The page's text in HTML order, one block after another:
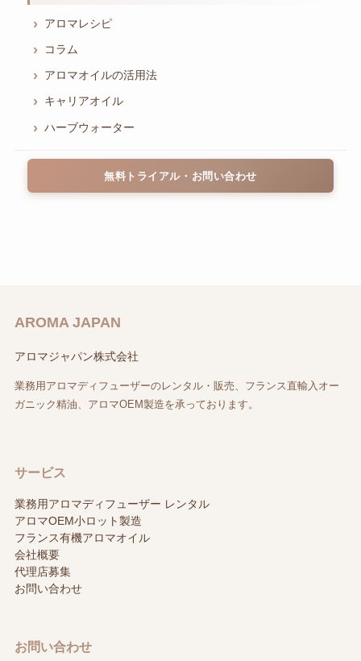
アロマレシピ
コラム
アロマオイルの活用法
キャリアオイル
ハーブウォーター
無料トライアル・お問い合わせ
AROMA JAPAN
アロマジャパン株式会社
業務用アロマディフューザーのレンタル・販売、フランス直輸入オー
ガニック精油、アロマOEM製造を承っております。
サービス
業務用アロマディフューザー レンタル
アロマOEM小ロット製造
フランス有機アロマオイル
会社概要
代理店募集
お問い合わせ
お問い合わせ